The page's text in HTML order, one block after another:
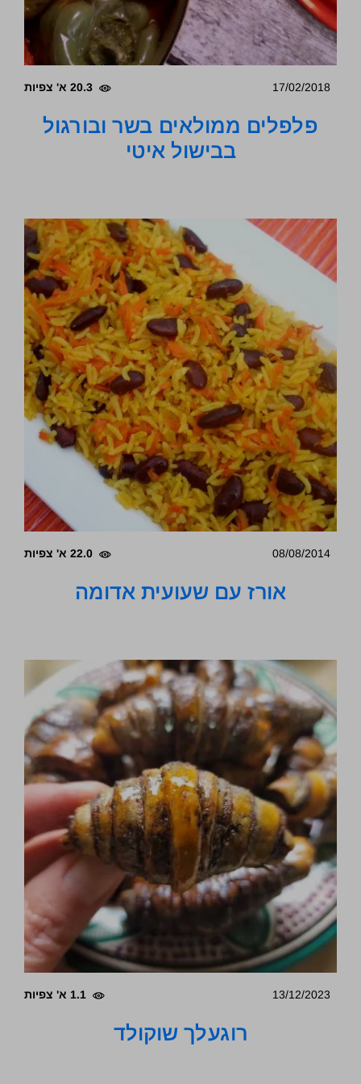
17/02/2018 20.3 א' צפיות
פלפלים ממולאים בשר ובורגול
בבישול איטי
08/08/2014 22.0 א' צפיות
אורז עם שעועית אדומה
13/12/2023 1.1 א' צפיות
רוגעלך שוקולד